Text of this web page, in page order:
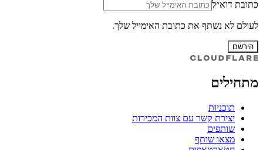
כתובת דוא״ל
לעולם לא נשתף את כתובת האימייל שלך.
הירשם
מתחילים
תוכניות
יצירת קשר עם צוות המכירות
שותפים
מצאו שותף